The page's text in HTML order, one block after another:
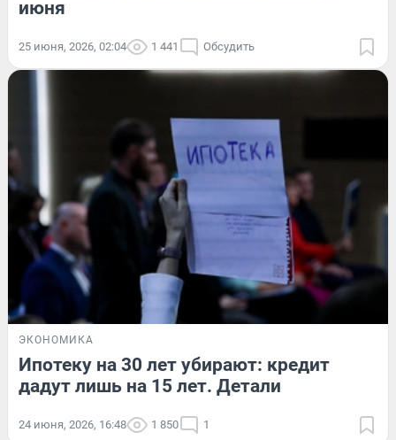
июня
25 июня, 2026, 02:04 1 441 Обсудить
ЭКОНОМИКА
Ипотеку на 30 лет убирают: кредит
дадут лишь на 15 лет. Детали
24 июня, 2026, 16:48 1 850 1